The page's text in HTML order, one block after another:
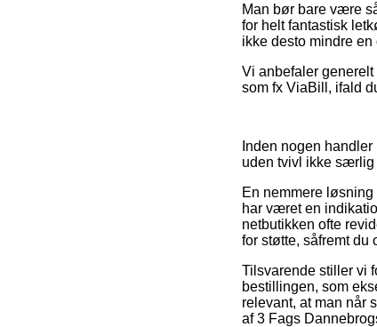
Man bør bare være
for helt fantastisk
ikke desto mindre
Vi anbefaler
som fx ViaBill, ifald
Inden nogen
uden tvivl ikke særlig
En nemmere
har været en
netbutikken ofte
for støtte, såfremt du
Tilsvarende stiller vi
bestillingen, som
relevant, at man når
af 3 Fags